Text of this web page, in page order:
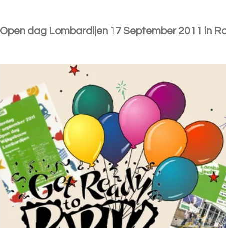
Open dag Lombardijen 17 September 2011 in